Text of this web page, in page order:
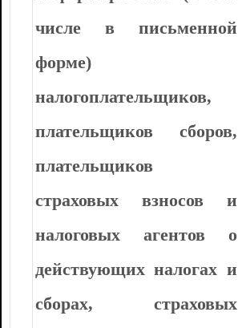
числе в письменной
форме)
налогоплательщиков,
плательщиков сборов,
плательщиков
страховых взносов и
налоговых агентов о
действующих налогах и
сборах, страховых